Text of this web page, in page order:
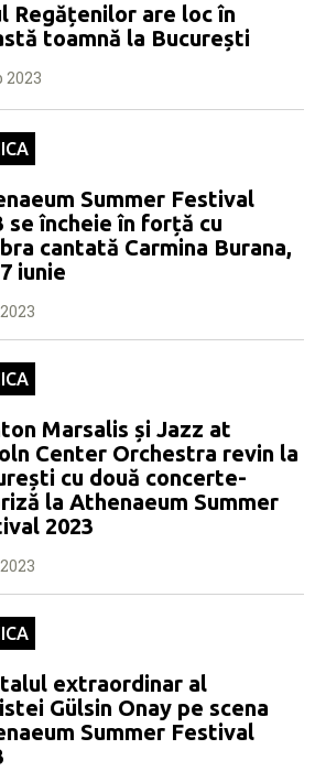
Regățenilor are loc în
toamnă la București
2023
Summer Festival
se încheie în forță cu
cantată Carmina Burana,
iunie
Marsalis și Jazz at
Center Orchestra revin la
cu două concerte-
la Athenaeum Summer
2023
extraordinar al
Gülsin Onay pe scena
Summer Festival